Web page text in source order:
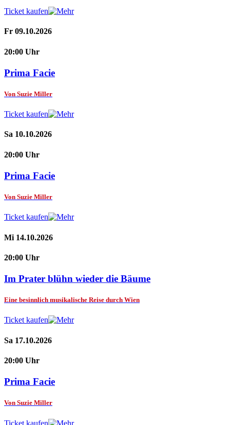
Ticket kaufen
Fr 09.10.2026
20:00 Uhr
Prima Facie
Von Suzie Miller
Ticket kaufen
Sa 10.10.2026
20:00 Uhr
Prima Facie
Von Suzie Miller
Ticket kaufen
Mi 14.10.2026
20:00 Uhr
Im Prater blühn wieder die Bäume
Eine besinnlich musikalische Reise durch Wien
Ticket kaufen
Sa 17.10.2026
20:00 Uhr
Prima Facie
Von Suzie Miller
Ticket kaufen